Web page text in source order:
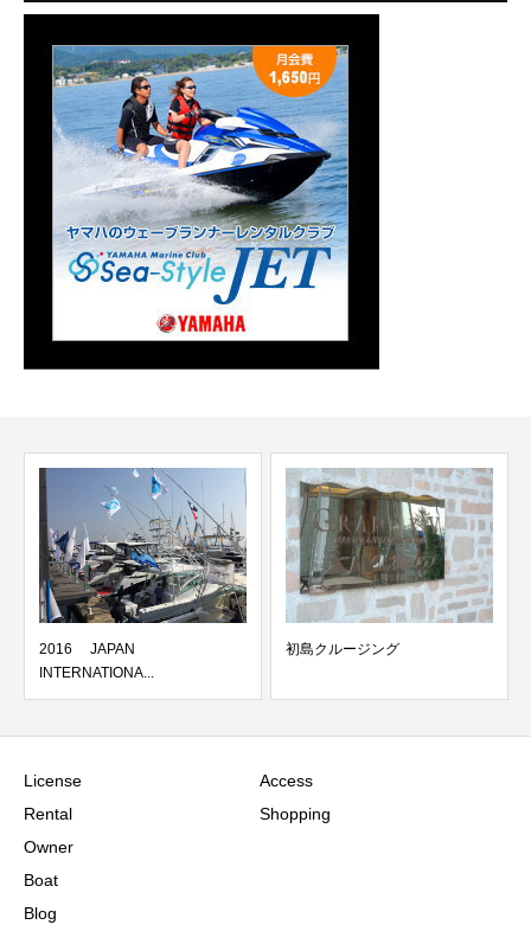
2016 JAPAN
INTERNATIONA...
初島クルージング
License
Rental
Owner
Boat
Blog
Access
Shopping